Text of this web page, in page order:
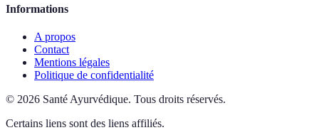
Informations
A propos
Contact
Mentions légales
Politique de confidentialité
© 2026 Santé Ayurvédique. Tous droits réservés.
Certains liens sont des liens affiliés.